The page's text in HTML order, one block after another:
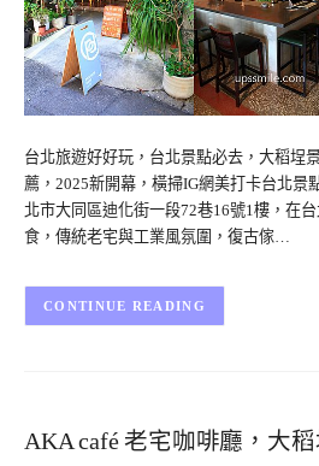
台北旅遊好好玩，台北景點必去，大稻埕
薦，2025新開幕，橫掃IG網美打卡台北景
北市大同區迪化街一段72巷16號1樓，在
食，傳統老宅與工業風氛圍，復古傢…
CONTINUE READING
AKA café 老宅咖啡廳，大